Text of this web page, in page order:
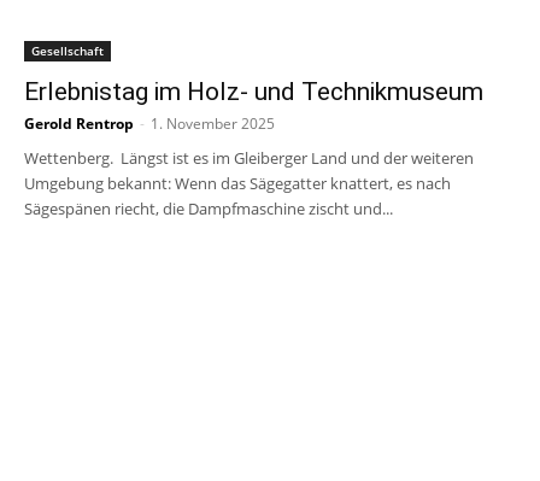
Gesellschaft
Erlebnistag im Holz- und Technikmuseum
Gerold Rentrop - 1. November 2025
Wettenberg. Längst ist es im Gleiberger Land und der weiteren
Umgebung bekannt: Wenn das Sägegatter knattert, es nach
Sägespänen riecht, die Dampfmaschine zischt und...